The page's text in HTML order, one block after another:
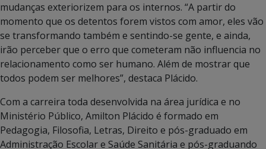
mudanças exteriorizem para os internos. “A partir do
momento que os detentos forem vistos com amor, eles vão
se transformando também e sentindo-se gente, e ainda,
irão perceber que o erro que cometeram não influencia no
relacionamento como ser humano. Além de mostrar que
todos podem ser melhores”, destaca Plácido.
Com a carreira toda desenvolvida na área jurídica e no
Ministério Público, Amilton Plácido é formado em
Pedagogia, Filosofia, Letras, Direito e pós-graduado em
Administração Escolar e Saúde Sanitária e pós-graduando